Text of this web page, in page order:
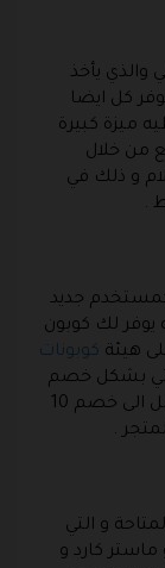
والذي يأخذ
كل ايضا
ميزة كبيرة
من خلال
و ذلك في
كمستخدم جديد
يوفر لك كوبون
كوبونات
بشكل خصم
2 دولار على كل منتجات بقيمة 33 دولار و تصل الى خصم 10
و التي
ماستر كارد و